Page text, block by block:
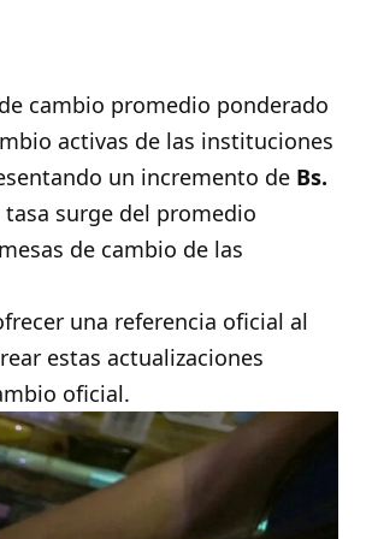
cambio promedio ponderado
activas de las instituciones
un incremento de Bs.
surge del promedio
de cambio de las
una referencia oficial al
estas actualizaciones
oficial.